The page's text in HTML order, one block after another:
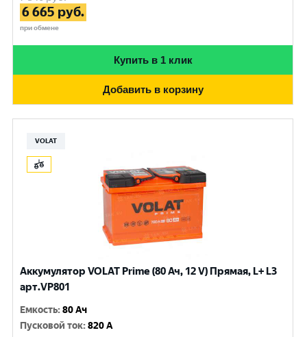
6 665 руб.
при обмене
Купить в 1 клик
Добавить в корзину
VOLAT
Аккумулятор VOLAT Prime (80 Ач, 12 V) Прямая, L+ L3
арт.VP801
Емкость:80 Ач
Пусковой ток:820 A